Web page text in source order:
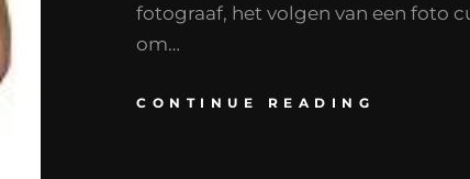
fotograaf, het volgen van een foto
om…
CONTINUE READING